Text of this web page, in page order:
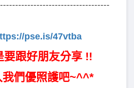
pse.is/47vtba
要跟好朋友分享 !!
我們優照護吧~^^*